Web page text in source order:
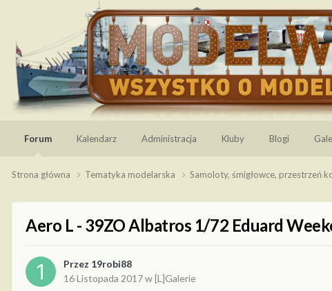
Forum Kalendarz Administracja Kluby Blogi
Strona główna Tematyka modelarska Samoloty, śmigłowce, przestrzeń
Aero L - 39ZO Albatros 1/72 Eduard
Przez 19robi88
16 Listopada 2017w[L]Galerie